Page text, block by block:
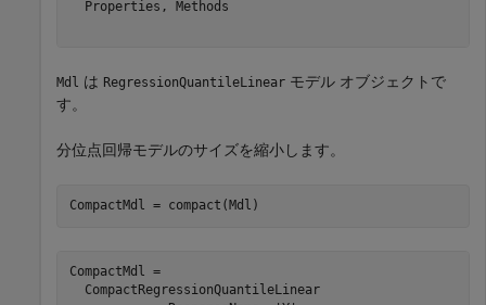
  Properties, Methods
Mdl は RegressionQuantileLinear モデル オブジェクトで
す。
分位点回帰モデルのサイズを縮小します。
CompactMdl = compact(Mdl)
CompactMdl =
  CompactRegressionQuantileLinear